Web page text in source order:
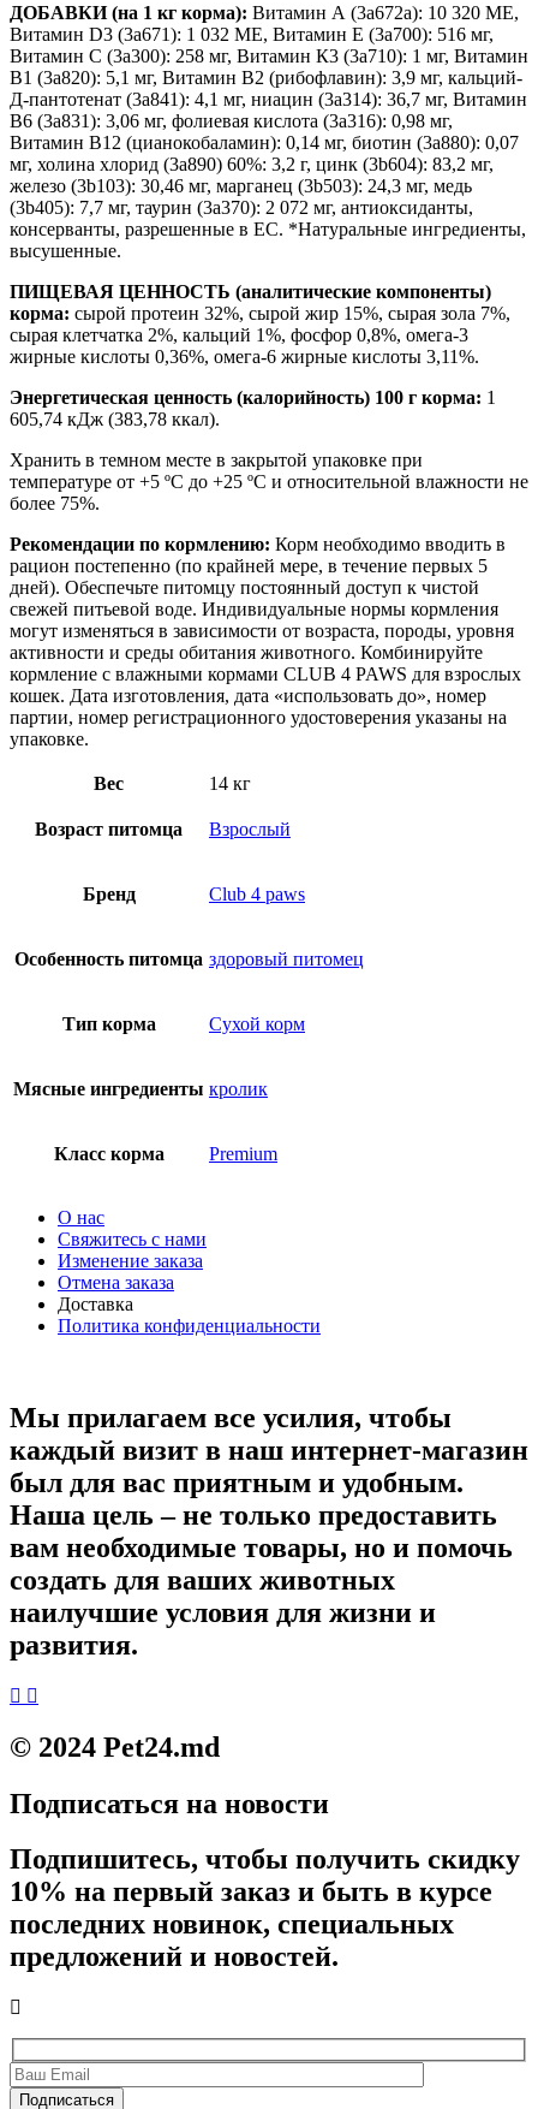
ДОБАВКИ (на 1 кг корма): Витамин А (3а672а): 10 320 МЕ,
Витамин D3 (3а671): 1 032 МЕ, Витамин Е (3а700): 516 мг,
Витамин С (3а300): 258 мг, Витамин К3 (3а710): 1 мг, Витамин
В1 (3а820): 5,1 мг, Витамин В2 (рибофлавин): 3,9 мг, кальций-
Д-пантотенат (3а841): 4,1 мг, ниацин (3а314): 36,7 мг, Витамин
В6 (3а831): 3,06 мг, фолиевая кислота (3а316): 0,98 мг,
Витамин В12 (цианокобаламин): 0,14 мг, биотин (3а880): 0,07
мг, холина хлорид (3а890) 60%: 3,2 г, цинк (3b604): 83,2 мг,
железо (3b103): 30,46 мг, марганец (3b503): 24,3 мг, медь
(3b405): 7,7 мг, таурин (3a370): 2 072 мг, антиоксиданты,
консерванты, разрешенные в ЕС. *Натуральные ингредиенты,
высушенные.
ПИЩЕВАЯ ЦЕННОСТЬ (аналитические компоненты)
корма: сырой протеин 32%, сырой жир 15%, сырая зола 7%,
сырая клетчатка 2%, кальций 1%, фосфор 0,8%, омега-3
жирные кислоты 0,36%, омега-6 жирные кислоты 3,11%.
Энергетическая ценность (калорийность) 100 г корма: 1
605,74 кДж (383,78 ккал).
Хранить в темном месте в закрытой упаковке при
температуре от +5 ºС до +25 ºС и относительной влажности не
более 75%.
Рекомендации по кормлению: Корм необходимо вводить в
рацион постепенно (по крайней мере, в течение первых 5
дней). Обеспечьте питомцу постоянный доступ к чистой
свежей питьевой воде. Индивидуальные нормы кормления
могут изменяться в зависимости от возраста, породы, уровня
активности и среды обитания животного. Комбинируйте
кормление с влажными кормами CLUB 4 PAWS для взрослых
кошек. Дата изготовления, дата «использовать до», номер
партии, номер регистрационного удостоверения указаны на
упаковке.
Вес 14 кг
Возраст питомца Взрослый
Бренд Club 4 paws
Особенность питомца здоровый питомец
Тип корма Сухой корм
Мясные ингредиенты кролик
Класс корма Premium
О нас
Свяжитесь с нами
Изменение заказа
Отмена заказа
Доставка
Политика конфиденциальности
Мы прилагаем все усилия, чтобы
каждый визит в наш интернет-магазин
был для вас приятным и удобным.
Наша цель – не только предоставить
вам необходимые товары, но и помочь
создать для ваших животных
наилучшие условия для жизни и
развития.
© 2024 Pet24.md
Подписаться на новости
Подпишитесь, чтобы получить скидку
10% на первый заказ и быть в курсе
последних новинок, специальных
предложений и новостей.